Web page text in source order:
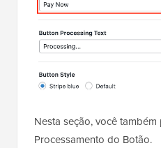
Nesta seção, você
Processamento do Botão.